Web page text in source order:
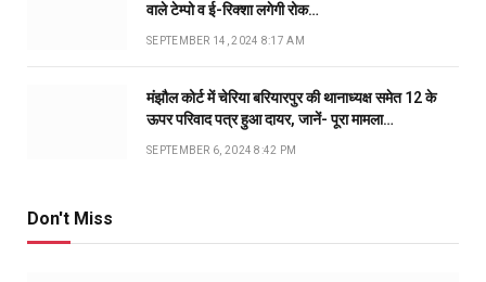
वाले टेम्पो व ई-रिक्शा लगेगी रोक…
SEPTEMBER 14, 2024 8:17 AM
मंझौल कोर्ट में चेरिया बरियारपुर की थानाध्यक्ष समेत 12 के
ऊपर परिवाद पत्र हुआ दायर, जानें- पूरा मामला…
SEPTEMBER 6, 2024 8:42 PM
Don't Miss